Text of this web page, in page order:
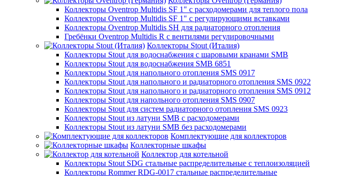
Коллекторы Oventrop Multidis SF 1" с расходомерами для теплого пола
Коллекторы Oventrop Multidis SF 1" с регулирующими вставками
Коллекторы Oventrop Multidis SH для радиаторного отопления
Гребёнки Oventrop Multidis R с вентилями регулировочными
Коллекторы Stout (Италия)
Коллекторы Stout для водоснабжения с шаровыми кранами SMB
Коллекторы Stout для водоснабжения SMB 6851
Коллекторы Stout для напольного отопления SMS 0917
Коллекторы Stout для напольного и радиаторного отопления SMS 0922
Коллекторы Stout для напольного и радиаторного отопления SMS 0912
Коллекторы Stout для напольного отопления SMS 0907
Коллекторы Stout для систем радиаторного отопления SMS 0923
Коллекторы Stout из латуни SMB с расходомерами
Коллекторы Stout из латуни SMB без расходомерами
Комплектующие для коллекторов
Коллекторные шкафы
Коллектор для котельной
Коллекторы Stout SDG стальные распределительные с теплоизоляцией
Коллекторы Rommer RDG-0017 стальные распределительные